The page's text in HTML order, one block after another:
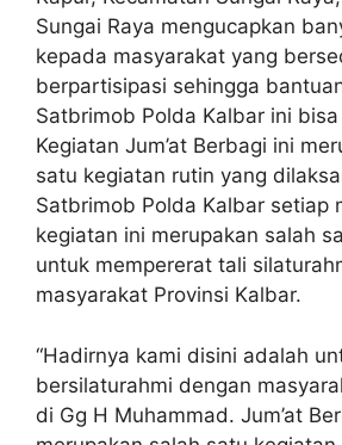
Sungai Raya mengucapkan
kepada masyarakat yang
berpartisipasi sehingga
Satbrimob Polda Kalbar ini
Kegiatan Jum’at Berbagi ini
satu kegiatan rutin yang
Satbrimob Polda Kalbar setiap
kegiatan ini merupakan salah
untuk mempererat tali
masyarakat Provinsi Kalbar.
“Hadirnya kami disini adalah
bersilaturahmi dengan
di Gg H Muhammad. Jum’at